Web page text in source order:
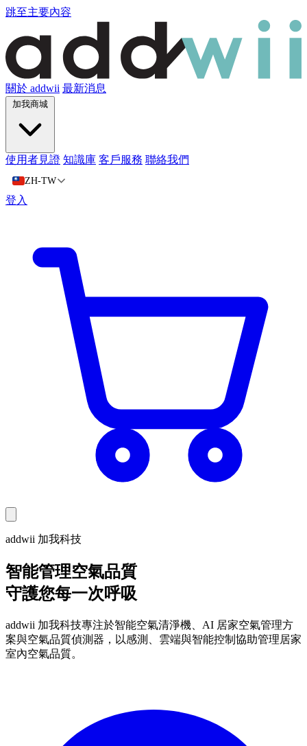
跳至主要內容
關於 addwii 最新消息
加我商城
使用者見證 知識庫 客戶服務 聯絡我們
ZH-TW
登入
addwii 加我科技
智能管理空氣品質
守護您每一次呼吸
addwii 加我科技專注於智能空氣清淨機、AI 居家空氣管理方
案與空氣品質偵測器，以感測、雲端與智能控制協助管理居家
室內空氣品質。